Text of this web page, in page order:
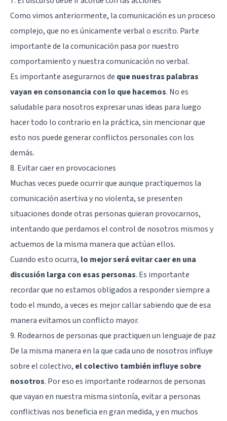
Como vimos anteriormente, la comunicación es un proceso
complejo, que no es únicamente verbal o escrito. Parte
importante de la comunicación pasa por nuestro
comportamiento y nuestra comunicación no verbal.
Es importante asegurarnos de que nuestras palabras
vayan en consonancia con lo que hacemos. No es
saludable para nosotros expresar unas ideas para luego
hacer todo lo contrario en la práctica, sin mencionar que
esto nos puede generar conflictos personales con los
demás.
8. Evitar caer en provocaciones
Muchas veces puede ocurrir que aunque practiquemos la
comunicación asertiva y no violenta, se presenten
situaciones donde otras personas quieran provocarnos,
intentando que perdamos el control de nosotros mismos y
actuemos de la misma manera que actúan ellos.
Cuando esto ocurra, lo mejor será evitar caer en una
discusión larga con esas personas. Es importante
recordar que no estamos obligados a responder siempre a
todo el mundo, a veces es mejor callar sabiendo que de esa
manera evitamos un conflicto mayor.
9. Rodearnos de personas que practiquen un lenguaje de paz
De la misma manera en la que cada uno de nosotros influye
sobre el colectivo, el colectivo también influye sobre
nosotros. Por eso es importante rodearnos de personas
que vayan en nuestra misma sintonía, evitar a personas
conflictivas nos beneficia en gran medida, y en muchos